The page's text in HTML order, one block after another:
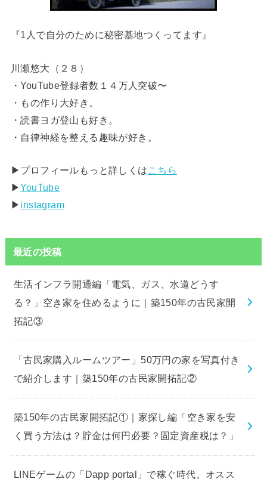
『1人で自分のために秘密基地つくってます』
川瀬悠大（２８）
・YouTube登録者数１４万人突破〜
・もの作り大好き。
・読書ヨガ登山も好き。
・自律神経を整える趣味が好き。
▶︎プロフィールもっと詳しくは こちら
▶︎YouTube
▶︎ instagram
最近の投稿
生活インフラ開通編「電気、ガス、水道どうす
る？」空き家を住めるように｜築150年の古民家開
拓記③
「古民家購入ルームツアー」50万円の家を写真付き
で紹介します｜築150年の古民家開拓記②
築150年の古民家開拓記①｜家探し編「空き家を安
く買う方法は？貯金は何円必要？固定資産税は？」
LINEゲームの「Dapp portal」で稼ぐ時代。オスス